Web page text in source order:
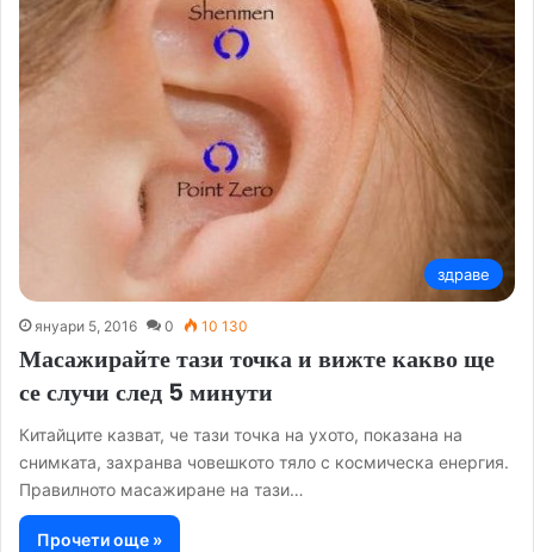
здраве
януари 5, 2016 0 10 130
Масажирайте тази точка и вижте какво ще
се случи след 5 минути
Китайците казват, че тази точка на ухото, показана на
снимката, захранва човешкото тяло с космическа енергия.
Правилното масажиране на тази…
Прочети още »